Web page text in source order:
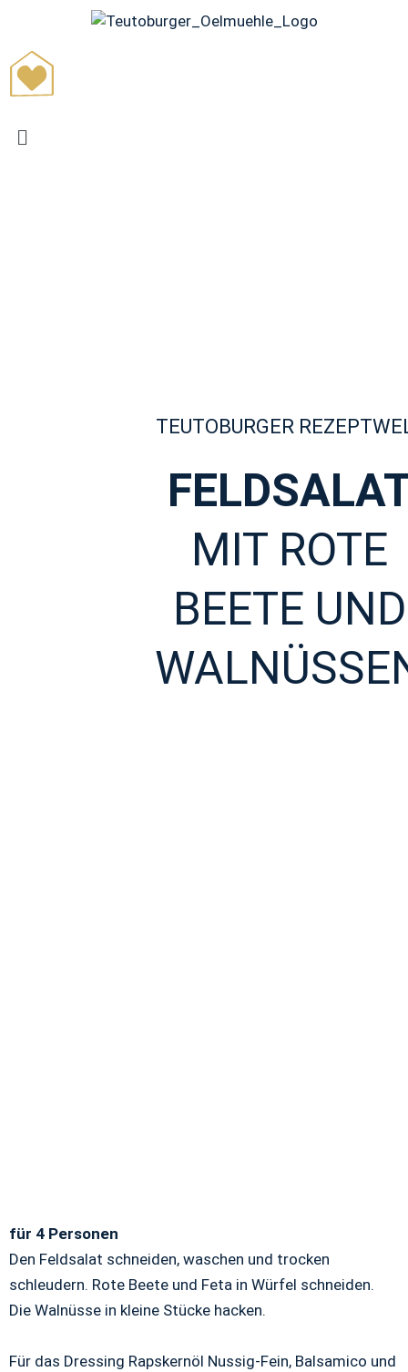
TEUTOBURGER
MIT ROTE
BEETE UND
für 4 Personen
Den Feldsalat schneiden, waschen und trocken
schleudern. Rote Beete und Feta in Würfel schneiden.
Die Walnüsse in kleine Stücke hacken.
Für das Dressing Rapskernöl Nussig-Fein, Balsamico und